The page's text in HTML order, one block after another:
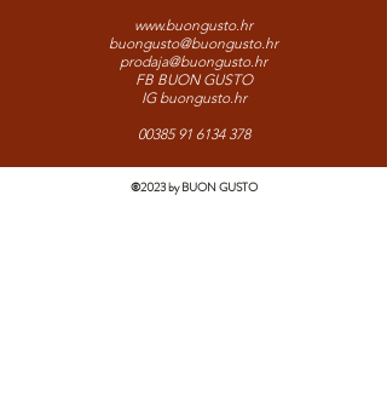
www.buongusto.hr
buongusto@buongusto.hr
prodaja@buongusto.hr
FB BUON GUSTO
IG buongusto.hr
00385 91 6134 378
©2023 by BUON GUSTO